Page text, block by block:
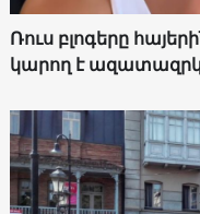
Ռուս բլոգերը
կարող է